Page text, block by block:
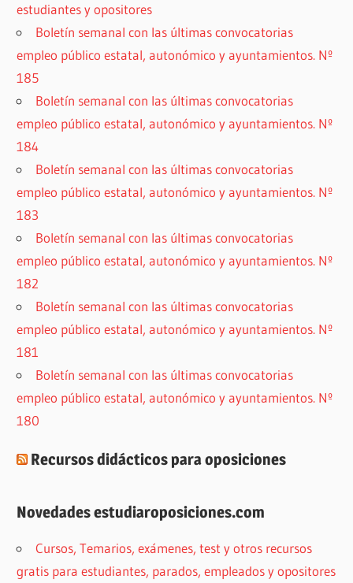
estudiantes y opositores
Boletín semanal con las últimas convocatorias
empleo público estatal, autonómico y ayuntamientos. Nº
185
Boletín semanal con las últimas convocatorias
empleo público estatal, autonómico y ayuntamientos. Nº
184
Boletín semanal con las últimas convocatorias
empleo público estatal, autonómico y ayuntamientos. Nº
183
Boletín semanal con las últimas convocatorias
empleo público estatal, autonómico y ayuntamientos. Nº
182
Boletín semanal con las últimas convocatorias
empleo público estatal, autonómico y ayuntamientos. Nº
181
Boletín semanal con las últimas convocatorias
empleo público estatal, autonómico y ayuntamientos. Nº
180
Recursos didácticos para oposiciones
Novedades estudiaroposiciones.com
Cursos, Temarios, exámenes, test y otros recursos
gratis para estudiantes, parados, empleados y opositores